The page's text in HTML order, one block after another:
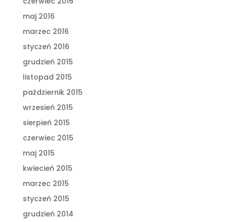
maj 2016
marzec 2016
styczeń 2016
grudzień 2015
listopad 2015
październik 2015
wrzesień 2015
sierpień 2015
czerwiec 2015
maj 2015
kwiecień 2015
marzec 2015
styczeń 2015
grudzień 2014